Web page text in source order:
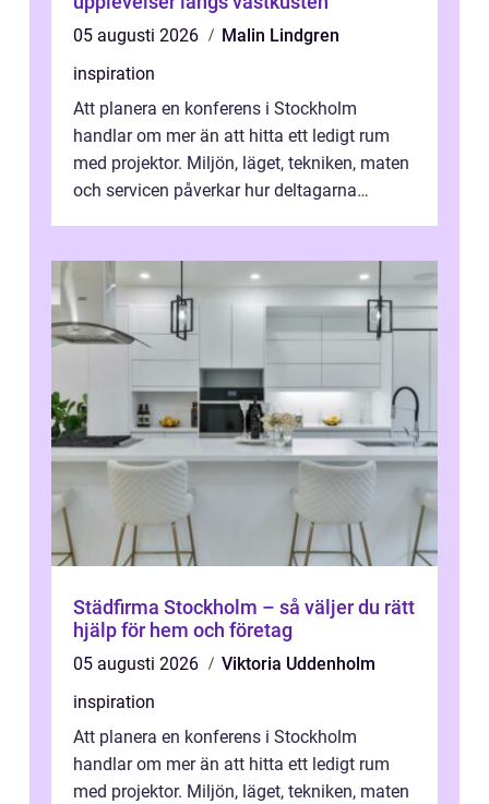
05 augusti 2026
Malin Lindgren
inspiration
Att planera en konferens i Stockholm
handlar om mer än att hitta ett ledigt rum
med projektor. Miljön, läget, tekniken, maten
och servicen påverkar hur deltagarna
Städfirma Stockholm – så väljer du rätt
hjälp för hem och företag
05 augusti 2026
Viktoria Uddenholm
inspiration
Att planera en konferens i Stockholm
handlar om mer än att hitta ett ledigt rum
med projektor. Miljön, läget, tekniken, maten